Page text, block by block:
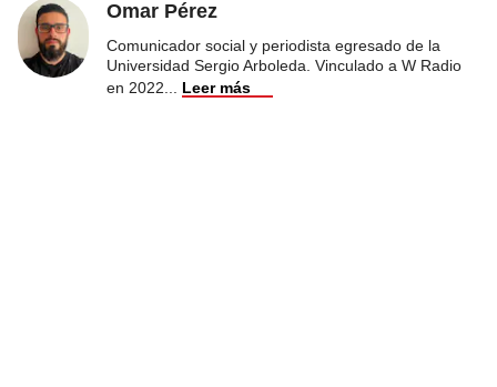
Omar Pérez
Comunicador social y periodista egresado de la
Universidad Sergio Arboleda. Vinculado a W Radio
en 2022
Leer más